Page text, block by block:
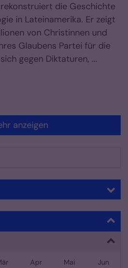
die Geschichte
in Lateinamerika. Er zeigt
von Christinnen und
Glaubens Partei für die
gegen Diktaturen, ...
anzeigen
Apr Mai Jun